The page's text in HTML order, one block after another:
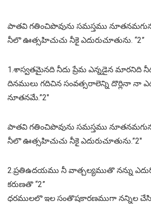
పాతవి గతించిపొవును సమస్తము
నీలొ ఊత్సహిచుచు నీకై ఎదురుచూతును. “2”
1.శాస్వతమైనది నీదు ప్రేమ ఎన్నడైన మారనిది
దినములు గదిచిన సంవత్సరాలెన్ని దొర్లినా నా
నూతనమే.”2″
పాతవి గతించిపొవును సమస్తము
నీలొ ఊత్సహిచుచు నీకై ఎదురుచూతును.”2″
2.ప్రతిఉదయము నీ వాత్చల్యముతొ నన్ను
కరుణతొ “2”
ధరములలొ ఇల సంతొషకారణముగా నన్నిల